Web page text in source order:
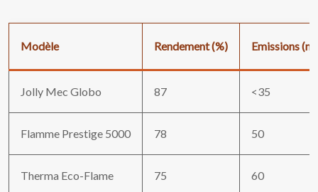
Modèle Rendement (%) Emissions
Jolly Mec Globo 87 <35
Flamme Prestige 5000 78 50
Therma Eco-Flame 75 60